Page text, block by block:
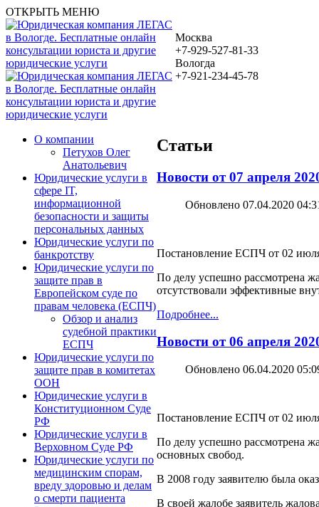
ОТКРЫТЬ МЕНЮ
Москва
+7-929-527-81-33
Вологда
+7-921-234-45-78
О компании
Петухов Олег
Анатольевич
Юридические услуги в
сфере IT,
информационной
безопасности и защиты
персональных данных
Юридические услуги по
банкротству
Юридические услуги по
защите прав в
Европейском суде по
правам человека (ЕСПЧ)
Обзор и анализ
судебной практики
ЕСПЧ
Юридические услуги по
защите прав в комитетах
ООН
Юридические услуги в
Конституционном Суде
РФ
Юридические услуги в
Верховном Суде РФ
Юридические услуги по
медицинским спорам,
вреду здоровью и делам
о смерти пациента
Статьи
Новости от 07 апреля
Обновлено 07.04.2020
Постановление ЕСПЧ от 02
По делу успешно рассмотрена
отсутствовали эффективные
Подробнее...
Новости от 06 апреля
Обновлено 06.04.2020
Постановление ЕСПЧ от 02
По делу успешно рассмотрена
основных свобод.
В 2008 году заявителю была
В своей жалобе заявитель